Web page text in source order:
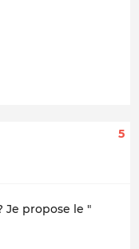
5
Je propose le "